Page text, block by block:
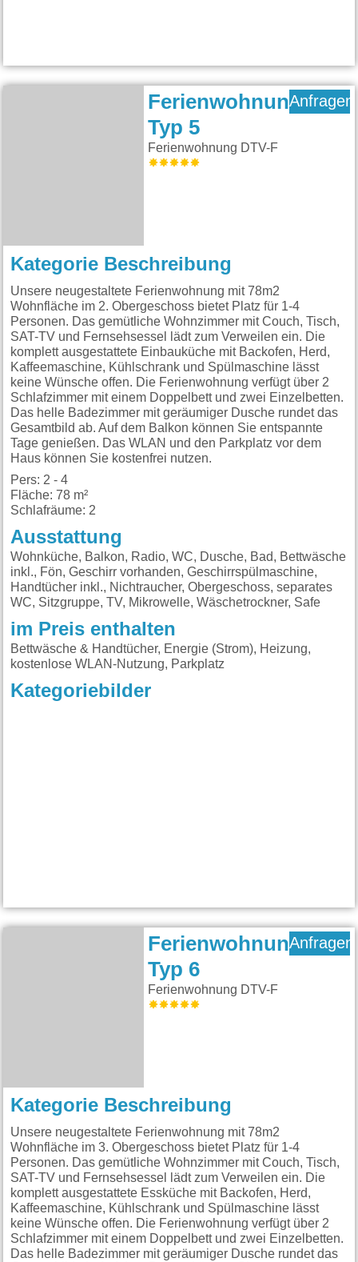
Ferienwohnung
Typ 5
Ferienwohnung DTV-F
Anfragen
Kategorie Beschreibung
Unsere neugestaltete Ferienwohnung mit 78m2
Wohnfläche im 2. Obergeschoss bietet Platz für 1-4
Personen. Das gemütliche Wohnzimmer mit Couch, Tisch,
SAT-TV und Fernsehsessel lädt zum Verweilen ein. Die
komplett ausgestattete Einbauküche mit Backofen, Herd,
Kaffeemaschine, Kühlschrank und Spülmaschine lässt
keine Wünsche offen. Die Ferienwohnung verfügt über 2
Schlafzimmer mit einem Doppelbett und zwei Einzelbetten.
Das helle Badezimmer mit geräumiger Dusche rundet das
Gesamtbild ab. Auf dem Balkon können Sie entspannte
Tage genießen. Das WLAN und den Parkplatz vor dem
Haus können Sie kostenfrei nutzen.
Pers: 2 - 4
Fläche: 78 m²
Schlafräume: 2
Ausstattung
Wohnküche, Balkon, Radio, WC, Dusche, Bad, Bettwäsche
inkl., Fön, Geschirr vorhanden, Geschirrspülmaschine,
Handtücher inkl., Nichtraucher, Obergeschoss, separates
WC, Sitzgruppe, TV, Mikrowelle, Wäschetrockner, Safe
im Preis enthalten
Bettwäsche & Handtücher, Energie (Strom), Heizung,
kostenlose WLAN-Nutzung, Parkplatz
Kategoriebilder
Ferienwohnung
Typ 6
Ferienwohnung DTV-F
Anfragen
Kategorie Beschreibung
Unsere neugestaltete Ferienwohnung mit 78m2
Wohnfläche im 3. Obergeschoss bietet Platz für 1-4
Personen. Das gemütliche Wohnzimmer mit Couch, Tisch,
SAT-TV und Fernsehsessel lädt zum Verweilen ein. Die
komplett ausgestattete Essküche mit Backofen, Herd,
Kaffeemaschine, Kühlschrank und Spülmaschine lässt
keine Wünsche offen. Die Ferienwohnung verfügt über 2
Schlafzimmer mit einem Doppelbett und zwei Einzelbetten.
Das helle Badezimmer mit geräumiger Dusche rundet das